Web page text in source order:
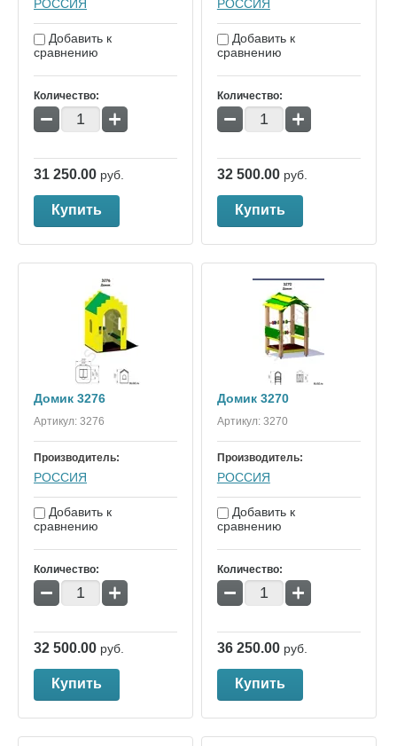
РОССИЯ
Добавить к
сравнению
Количество:
− +
31 250.00 руб.
Купить
РОССИЯ
Добавить к
сравнению
Количество:
− +
32 500.00 руб.
Купить
Домик 3276
Артикул: 3276
Производитель:
РОССИЯ
Добавить к
сравнению
Количество:
− +
32 500.00 руб.
Купить
Домик 3270
Артикул:3270
Производитель:
РОССИЯ
Добавить к
сравнению
Количество:
− +
36 250.00 руб.
Купить